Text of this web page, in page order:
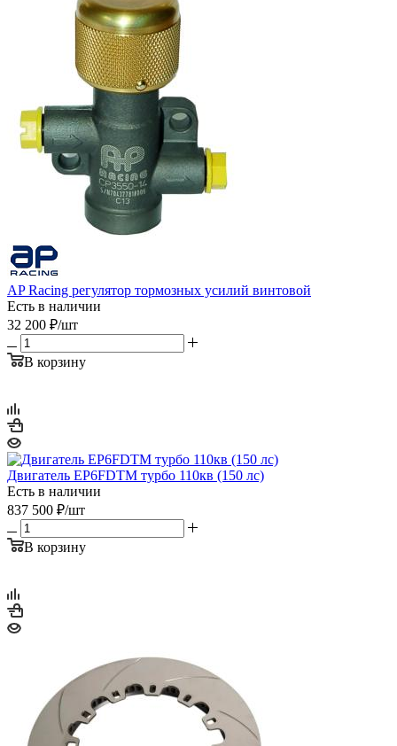
AP Racing регулятор тормозных усилий винтовой
Есть в наличии
32 200 ₽/шт
В корзину
Двигатель EP6FDTM турбо 110кв (150 лс)
Есть в наличии
837 500 ₽/шт
В корзину